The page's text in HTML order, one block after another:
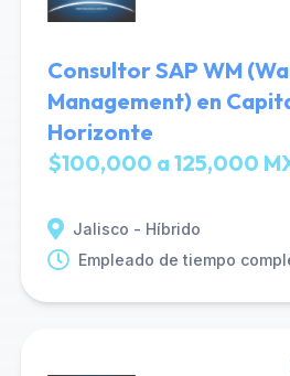
Consultor SAP WM
Management) en
Horizonte
$100,000 a 125,000
Jalisco - Híbrido
Empleado de tiempo